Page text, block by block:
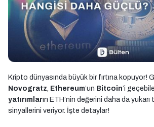
Kripto dünyasında büyük bir fırtına kopuyor!
Novogratz, Ethereum’un Bitcoin’i
yatırımların ETH’nin değerini daha da yukarı
sinyallerini veriyor. İşte detaylar!